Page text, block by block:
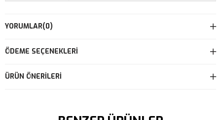
YORUMLAR(0)
ÖDEME SEÇENEKLERI
ÜRÜN ÖNERILERI